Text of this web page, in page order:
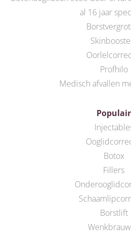
al 16 jaar
Profhilo
Medisch afvallen
Populair
Botox
Fillers
Borstlift